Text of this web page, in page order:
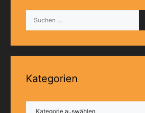
nach:
Kategorien